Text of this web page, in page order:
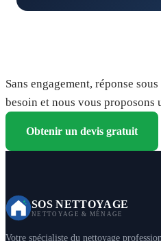
Sans engagement, réponse
besoin et nous vous proposons
Obtenir un devis gratuit
SOS NETTOYAGE
NETTOYAGE & MÉNAGE
Votre spécialiste du nettoyage